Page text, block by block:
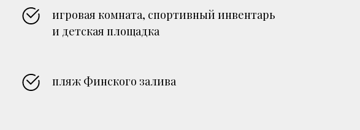
игровая комната, спортивный инвентарь
и детская площадка
пляж Финского залива